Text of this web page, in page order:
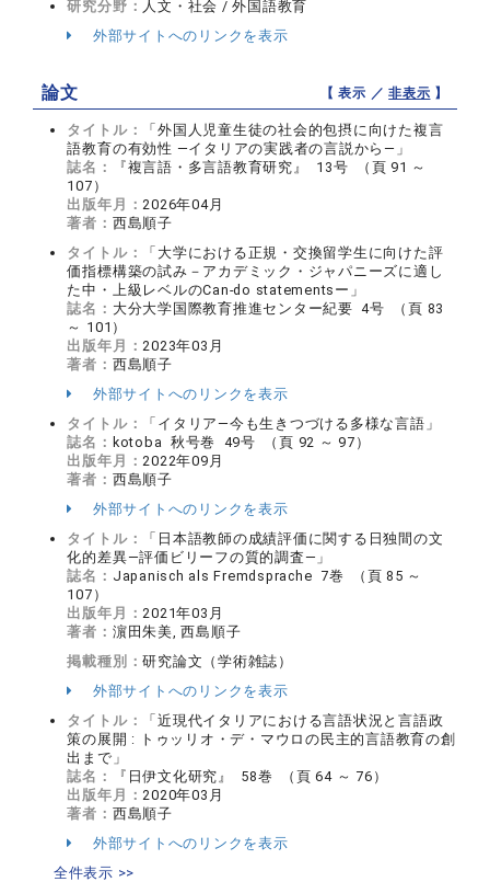
研究分野： 人文・社会 / 外国語教育
外部サイトへのリンクを表示
論文 【 表示 ／非表示 】
タイトル：
「外国人児童生徒の社会的包摂に向けた複言
語教育の有効性 ―イタリアの実践者の言説から―」
誌名：
『複言語・多言語教育研究』 13号 （頁 91 ～
107）
出版年月： 2026年04月
著者： 西島順子
タイトル：
「大学における正規・交換留学生に向けた評
価指標構築の試み－アカデミック・ジャパニーズに適し
た中・上級レベルのCan-do statementsー」
誌名： 大分大学国際教育推進センター紀要 4号 （頁 83
～ 101）
出版年月： 2023年03月
著者： 西島順子
外部サイトへのリンクを表示
タイトル：
「イタリア―今も生きつづける多様な言語」
誌名： kotoba 秋号巻 49号 （頁 92 ～ 97）
出版年月： 2022年09月
著者： 西島順子
外部サイトへのリンクを表示
タイトル：
「日本語教師の成績評価に関する日独間の文
化的差異―評価ビリーフの質的調査―」
誌名： Japanisch als Fremdsprache 7巻 （頁 85 ～
107）
出版年月： 2021年03月
著者： 濵田朱美, 西島順子
掲載種別：研究論文（学術雑誌）
外部サイトへのリンクを表示
タイトル：
「近現代イタリアにおける言語状況と言語政
策の展開 : トゥッリオ・デ・マウロの民主的言語教育の創
出まで」
誌名：
『日伊文化研究』 58巻 （頁 64 ～ 76）
出版年月： 2020年03月
著者： 西島順子
外部サイトへのリンクを表示
全件表示 >>